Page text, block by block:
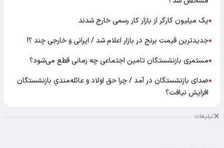
●یک میلیون کارگر از بازار کار رسمی خارج شدند
●جدیدترین قیمت برنج در بازار اعلام شد / ایرانی و خارجی چند ؟!
●مستمری بازنشستگان تامین اجتماعی چه زمانی قطع می‌شود؟
●صدای بازنشستگان در آمد / چرا حق اولاد و عائله‌مندیِ بازنشستگان
افزایش نیافت؟
تبلیغات